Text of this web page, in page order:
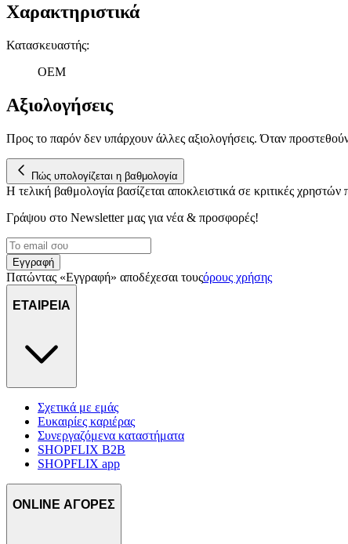
Χαρακτηριστικά
Κατασκευαστής:
OEM
Αξιολογήσεις
Προς το παρόν δεν υπάρχουν άλλες αξιολογήσεις. Όταν
Πώς υπολογίζεται η βαθμολογία
Η τελική βαθμολογία βασίζεται αποκλειστικά σε κριτικές
Γράψου στο Νewsletter μας για νέα & προσφορές!
Εγγραφή
Πατώντας «Εγγραφή» αποδέχεσαι τουςόρους χρήσης
ΕΤΑΙΡΕΙΑ
Σχετικά με εμάς
Ευκαιρίες καριέρας
Συνεργαζόμενα καταστήματα
SHOPFLIX B2B
SHOPFLIX app
ONLINE ΑΓΟΡΕΣ